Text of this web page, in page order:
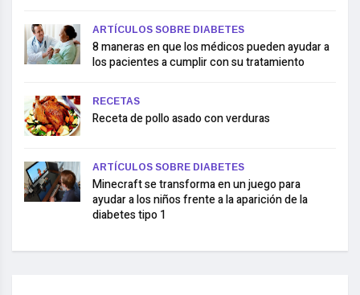
ARTÍCULOS SOBRE DIABETES
8 maneras en que los médicos pueden ayudar a
los pacientes a cumplir con su tratamiento
RECETAS
Receta de pollo asado con verduras
ARTÍCULOS SOBRE DIABETES
Minecraft se transforma en un juego para
ayudar a los niños frente a la aparición de la
diabetes tipo 1